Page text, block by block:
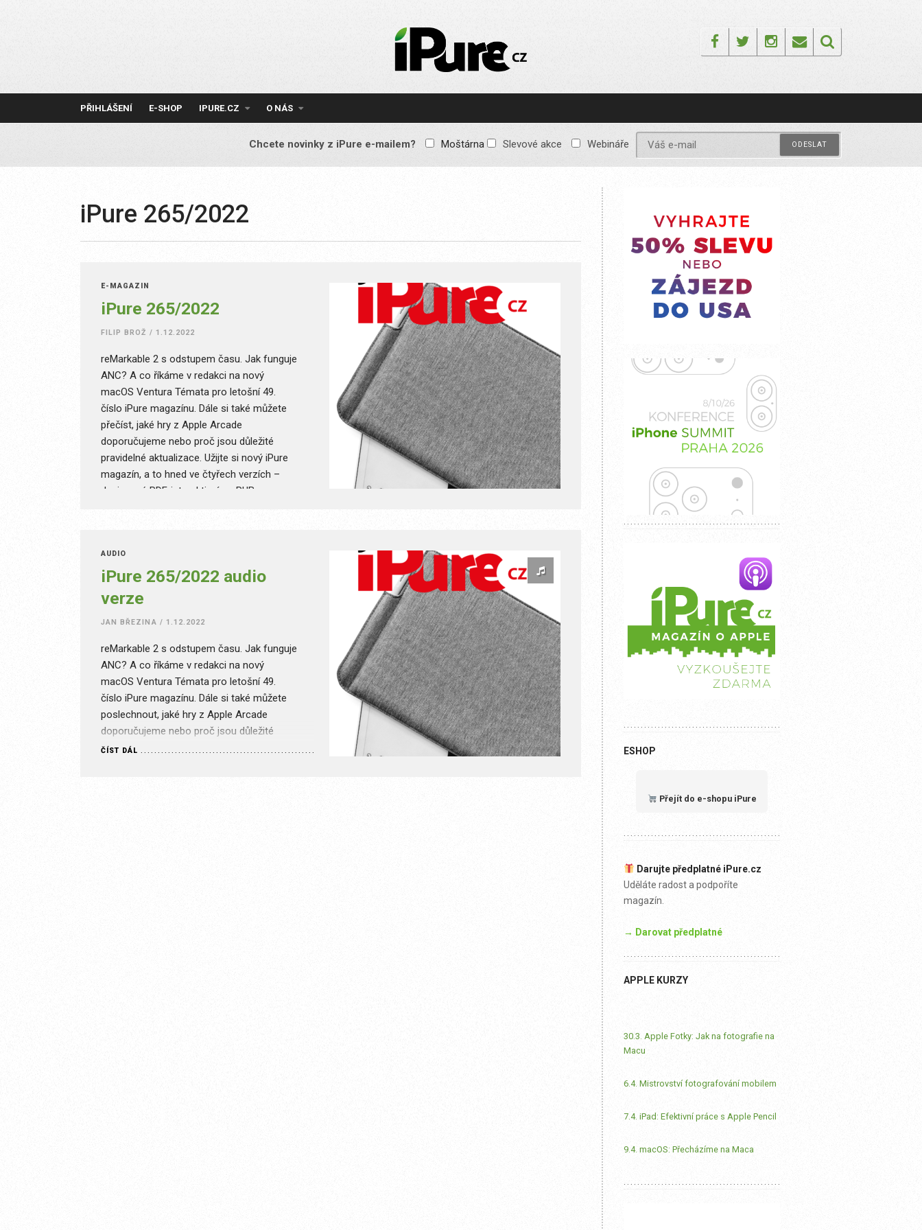
IPURE.CZ
Prémiový Apple e-
reklamy, žádné
obsah pro všechny
FacebookTwitterInstagram
Email
PŘIHLÁŠENÍ E-SHOP IPURE.CZ O NÁS
Chcete novinky z iPure e-mailem? Moštárna Slevové akce Webináře
iPure 265/2022
E-MAGAZÍN
iPure 265/2022
FILIP BROŽ / 1.12.2022
reMarkable 2 s odstupem času. Jak funguje
ANC? A co říkáme v redakci na nový
macOS Ventura Témata pro letošní 49.
číslo iPure magazínu. Dále si také můžete
přečíst, jaké hry z Apple Arcade
doporučujeme nebo proč jsou důležité
pravidelné aktualizace. Užijte si nový iPure
magazín, a to hned ve čtyřech verzích –
designové PDF, interaktivním ePUB,
AUDIO
iPure 265/2022 audio
verze
JAN BŘEZINA / 1.12.2022
reMarkable 2 s odstupem času. Jak funguje
ANC? A co říkáme v redakci na nový
macOS Ventura Témata pro letošní 49.
číslo iPure magazínu. Dále si také můžete
poslechnout, jaké hry z Apple Arcade
doporučujeme nebo proč jsou důležité
pravidelné aktualizace. Stránka je určena
ČÍST DÁL ESHOP
Přejít do e-shopu iPure
Darujte předplatné iPure.cz
Uděláte radost a podpoříte
magazín.
→ Darovat předplatné
APPLE KURZY
30.3. Apple Fotky: Jak na fotografie na
Macu
6.4. Mistrovství fotografování mobilem
7.4. iPad: Efektivní práce s Apple Pencil
9.4. macOS: Přecházíme na Maca